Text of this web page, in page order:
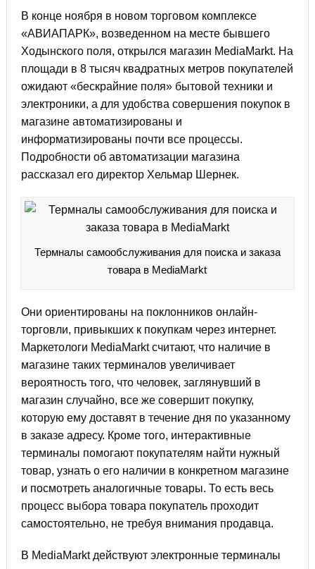
В конце ноября в новом торговом комплексе
«АВИАПАРК», возведенном на месте бывшего
Ходынского поля, открылся магазин MediaMarkt. На
площади в 8 тысяч квадратных метров покупателей
ожидают «бескрайние поля» бытовой техники и
электроники, а для удобства совершения покупок в
магазине автоматизированы и
информатизированы почти все процессы.
Подробности об автоматизации магазина
рассказал его директор Хельмар Шернек.
Термналы самообслуживания для поиска и заказа
товара в MediaMarkt
Они ориентированы на поклонников онлайн-
торговли, привыкших к покупкам через интернет.
Маркетологи MediaMarkt считают, что наличие в
магазине таких терминалов увеличивает
вероятность того, что человек, заглянувший в
магазин случайно, все же совершит покупку,
которую ему доставят в течение дня по указанному
в заказе адресу. Кроме того, интерактивные
терминалы помогают покупателям найти нужный
товар, узнать о его наличии в конкретном магазине
и посмотреть аналогичные товары. То есть весь
процесс выбора товара покупатель проходит
самостоятельно, не требуя внимания продавца.
В MediaMarkt действуют электронные терминалы